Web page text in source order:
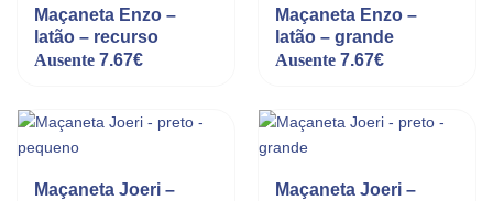
Maçaneta Enzo –
latão – recurso
Ausente 7.67€
Maçaneta Enzo –
latão – grande
Ausente 7.67€
Maçaneta Joeri –
Maçaneta Joeri –